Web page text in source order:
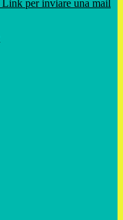
Link per inviare una mail